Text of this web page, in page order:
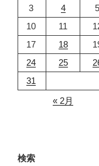
3
4 5
10
11
17
18
24
25
31
« 2月
検索